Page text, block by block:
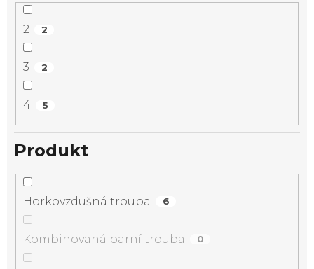
2 2
3 2
4 5
Produkt
Horkovzdušná trouba 6
Kombinovaná parní trouba 0